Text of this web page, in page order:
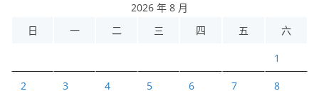
2026 年 8 月
日
一 二 三 四 五 六
1
2 3 4 5 6 7 8